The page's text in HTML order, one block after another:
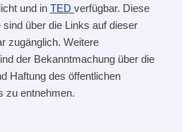
und in TED verfügbar. Diese
sind über die Links auf dieser
zugänglich. Weitere
der Bekanntmachung über die
Haftung des öffentlichen
zu entnehmen.